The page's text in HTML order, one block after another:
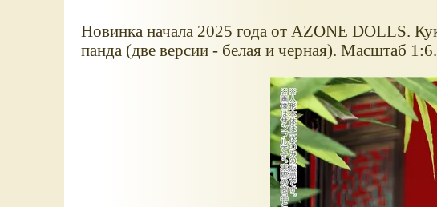
Новинка начала 2025 года от AZONE DOLLS.
панда (две версии - белая и черная). Масштаб 1:6.